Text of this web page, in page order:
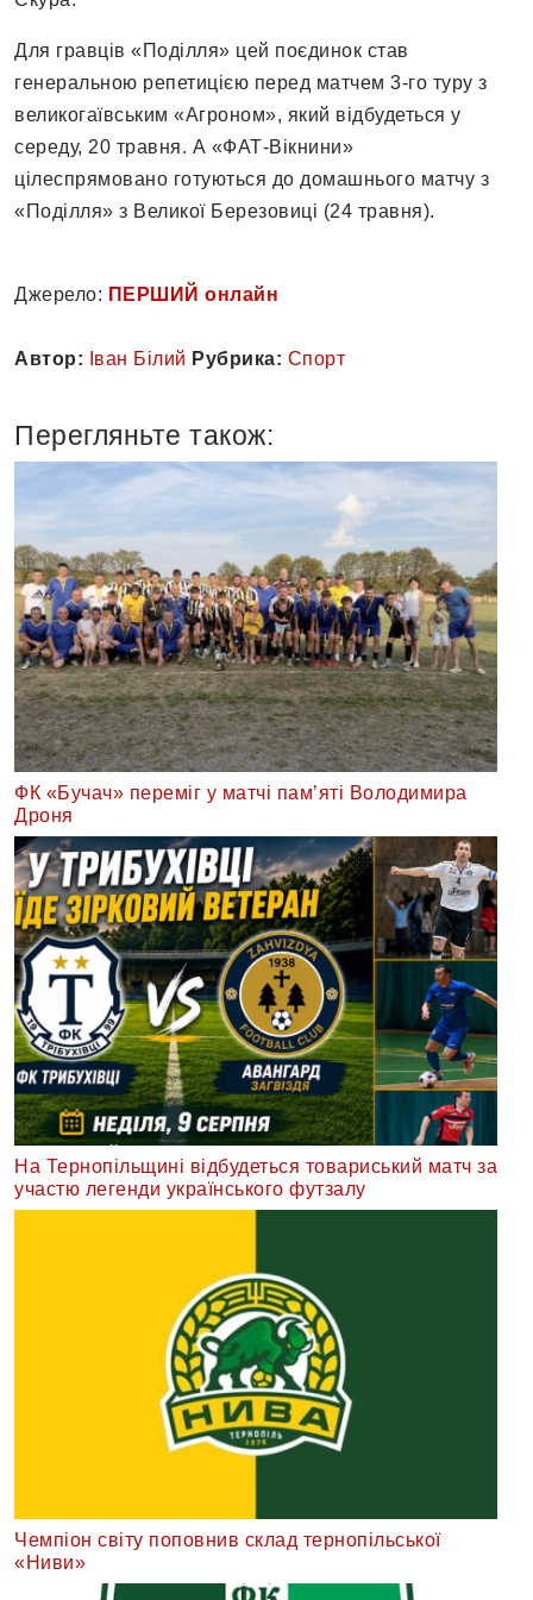
Для гравців «Поділля» цей поєдинок став
генеральною репетицією перед матчем 3-го туру з
великогаївським «Агроном», який відбудеться у
середу, 20 травня. А «ФАТ-Вікнини»
цілеспрямовано готуються до домашнього матчу з
«Поділля» з Великої Березовиці (24 травня).
Джерело: ПЕРШИЙ онлайн
Автор: Іван Білий Рубрика: Спорт
Перегляньте також:
ФК «Бучач» переміг у матчі пам’яті Володимира
Дроня
На Тернопільщині відбудеться товариський матч за
участю легенди українського футзалу
Чемпіон світу поповнив склад тернопільської
«Ниви»